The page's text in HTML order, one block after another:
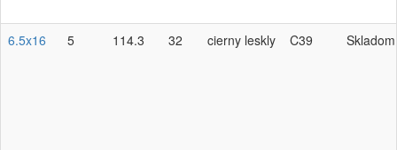
6.5x16 5 114.3 32 cierny leskly C39 Skladom